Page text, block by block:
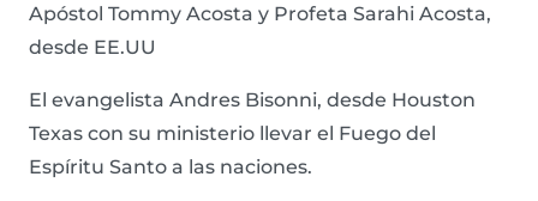
Apóstol Tommy Acosta y Profeta Sarahi Acosta,
desde EE.UU
El evangelista Andres Bisonni, desde Houston
Texas con su ministerio llevar el Fuego del
Espíritu Santo a las naciones.